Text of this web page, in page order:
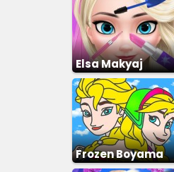
Elsa Makyaj
Frozen Boyama